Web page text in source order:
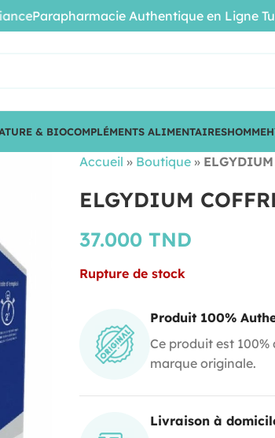
& BIOCOMPLÉMENTS ALIMENTAIRESHOMME
Accueil » Boutique»
ELGYDIUM
37.000 TND
Rupture de stock
Produit 100%
Ce produit est
marque originale.
Livraison à
Parapharmacie Authentique en Ligne